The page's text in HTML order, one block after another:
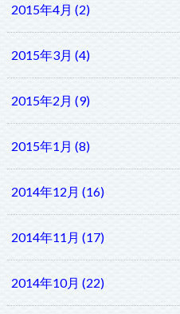
2015年4月 (2)
2015年3月 (4)
2015年2月 (9)
2015年1月 (8)
2014年12月 (16)
2014年11月 (17)
2014年10月 (22)